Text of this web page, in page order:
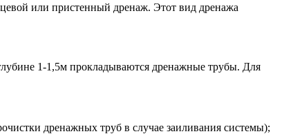
или пристенный дренаж. Этот вид дренажа
1-1,5м прокладываются дренажные трубы. Для
дренажных труб в случае заиливания системы);